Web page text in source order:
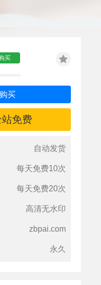
买
买
免费
自动发货
每天免费10次
每天免费20次
高清无水印
zbpai.com
永久